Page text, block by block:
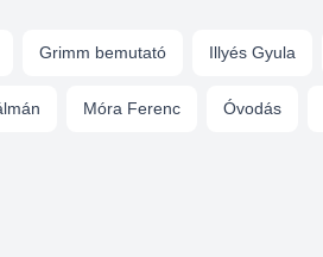
Grimm bemutató Illyés Gyula
Móra Ferenc Óvodás